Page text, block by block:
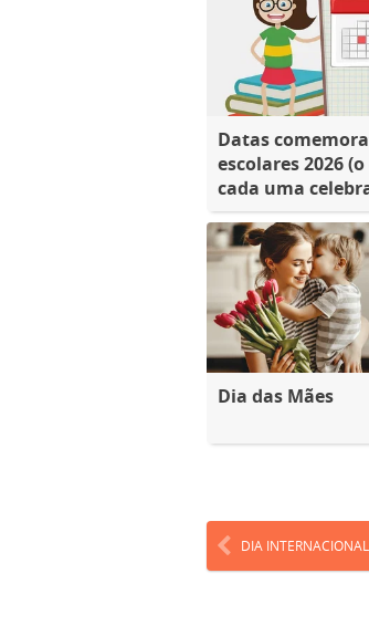
Datas
escolares 2026
cada uma
Dia das Mães
DIA